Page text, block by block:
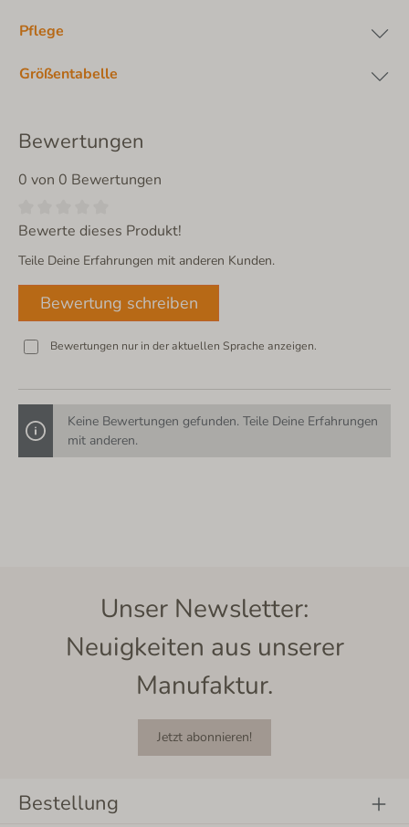
Pflege
Größentabelle
Bewertungen
0 von 0 Bewertungen
Bewerte dieses Produkt!
Teile Deine Erfahrungen mit anderen Kunden.
Bewertung schreiben
Bewertungen nur in der aktuellen Sprache anzeigen.
Keine Bewertungen gefunden. Teile Deine Erfahrungen
mit anderen.
Unser Newsletter:
Neuigkeiten aus unserer
Manufaktur.
Jetzt abonnieren!
Bestellung